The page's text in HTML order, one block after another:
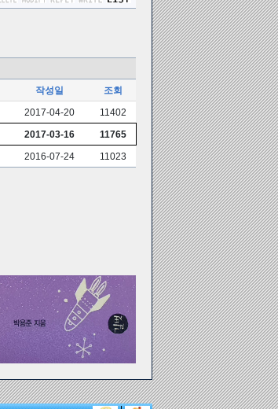
작성일
조회
2017-04-20
11402
2017-03-16
11765
2016-07-24 11023